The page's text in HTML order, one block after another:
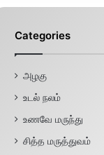
Categories
அழகு
உடல் நலம்
உணவே மருந்து
சித்த மருத்துவம்